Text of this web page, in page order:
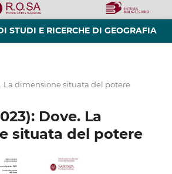
STUDI E RICERCHE DI GEOGRAFIA
La dimensione situata del potere
Dove. La
situata del potere